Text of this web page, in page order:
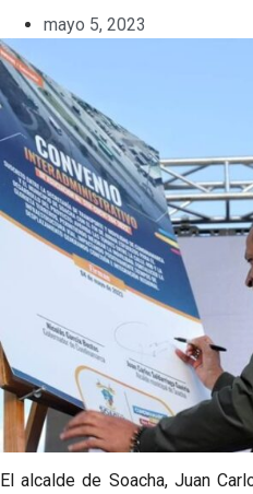
mayo 5, 2023
El alcalde de Soacha, Juan